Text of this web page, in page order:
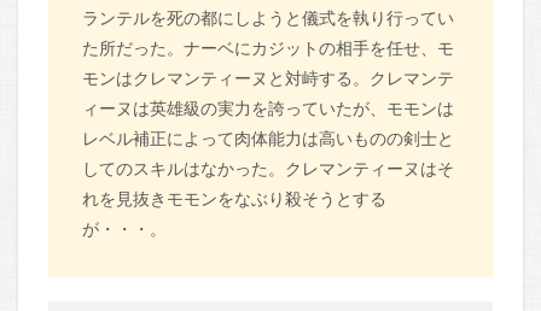
ランテルを死の都にしようと儀式を執り行ってい
た所だった。ナーベにカジットの相手を任せ、モ
モンはクレマンティーヌと対峙する。クレマンテ
ィーヌは英雄級の実力を誇っていたが、モモンは
レベル補正によって肉体能力は高いものの剣士と
してのスキルはなかった。クレマンティーヌはそ
れを見抜きモモンをなぶり殺そうとする
が・・・。